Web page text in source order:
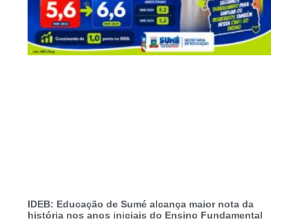
IDEB: Educação de Sumé alcança maior nota da
história nos anos iniciais do Ensino Fundamental